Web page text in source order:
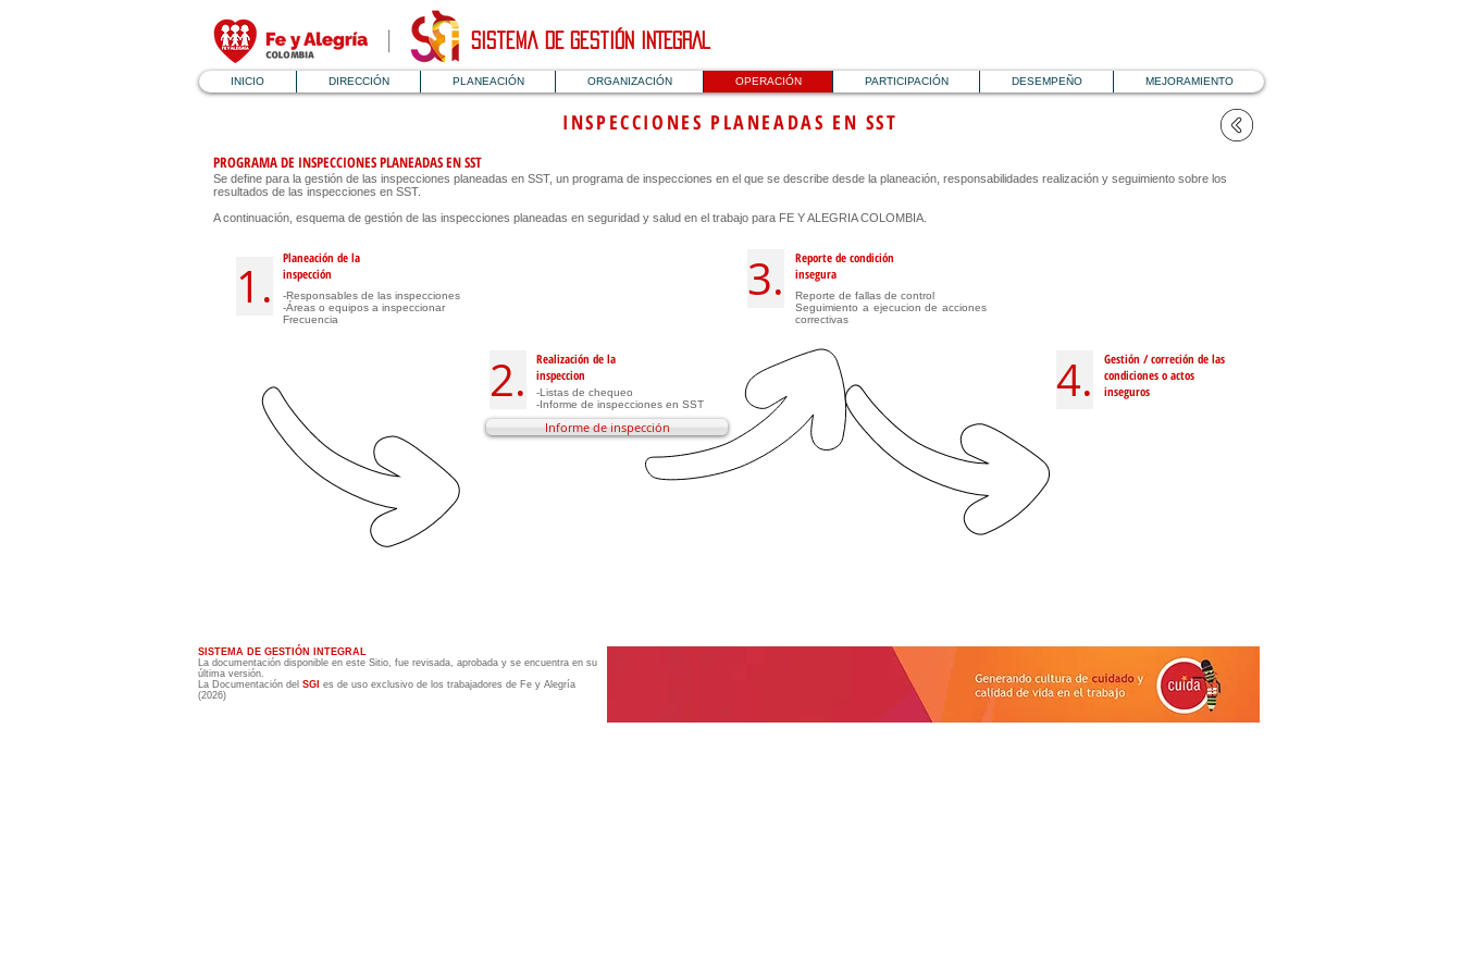
Sistema DE Gestión INTEGRAL
INICIO DIRECCIÓN PLANEACIÓN ORGANIZACIÓN OPERACIÓN PARTICIPACIÓN DESEMPEÑO MEJORAMIENTO
INSPECCIONES PLANEADAS EN SST
PROGRAMA DE INSPECCIONES PLANEADAS EN SST
Se define para la gestión de las inspecciones planeadas en SST, un programa de inspecciones en el que se describe desde la planeación, responsabilidades realización y seguimiento sobre los
resultados de las inspecciones en SST.
A continuación, esquema de gestión de las inspecciones planeadas en seguridad y salud en el trabajo para FE Y ALEGRIA COLOMBIA.
1.
Planeación de la
inspección
-Responsables de las inspecciones
-Áreas o equipos a inspeccionar
Frecuencia
2.
3.
-Listas de chequeo
-Informe de inspecciones en SST
Realización de la
inspeccion
Reporte de condición
insegura
Reporte de fallas de control
Seguimiento a ejecucion de acciones
correctivas
4.
Gestión / correción de las
condiciones o actos
inseguros
Informe de inspección
SISTEMA DE GESTIÓN INTEGRAL
La documentación disponible en este Sitio, fue revisada, aprobada y se encuentra en su
última versión.
La Documentación del SGI es de uso exclusivo de los trabajadores de Fe y Alegría
(2026)